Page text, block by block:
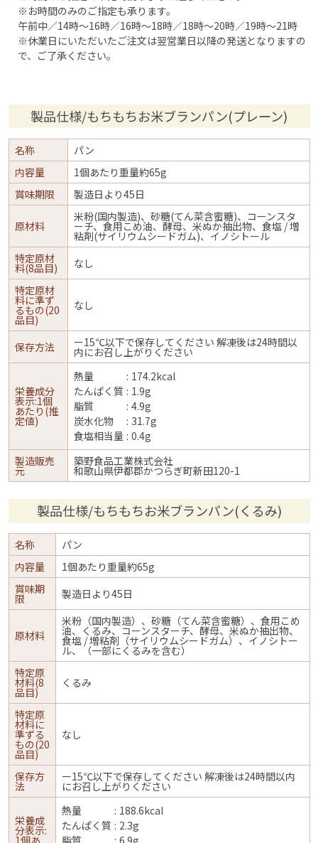
※お時間のみのご指定も承ります。
午前中／14時～16時／16時～18時／18時～20時／19時～21時
※休業日にいただいたご注文は翌営業日以降の発送となりますの
で、ご了承ください。
製品仕様/もちもちお米ブランパン(プレーン)
名称
パン
内容量
1個あたり重量約65g
賞味期限
製造日より45日
原材料
米粉(国内製造)、砂糖(てん菜含蜜糖)、コーンスタ
ーチ、食用こめ油、酵母、米ぬか抽出物、食塩 / 増
粘剤(サイリウムシードガム)、イノシトール
特定原材
料(8品目)
なし
特定原材
料に準ず
るもの(20
品目)
なし
保存方法 ー15℃以下で保存してください 解凍後は24時間以
内にお召し上がりください
栄養成分
表示:1個
あたり(推
定値)
熱量
174.2kcal
たんぱく質
1.9g
脂質
4.9g
炭水化物
31.7g
食塩相当量 0.4g
製造販売
元
築野食品工業株式会社
和歌山県伊都郡かつらぎ町新田120-1
製品仕様/もちもちお米ブランパン(くるみ)
名称
パン
内容量
1個あたり重量約65g
賞味期
限 製造日より45日
原材料
米粉（国内製造）、砂糖（てん菜含蜜糖）、食用こめ
油、くるみ、コーンスターチ、酵母、米ぬか抽出物、
食塩 / 増粘剤（サイリウムシードガム）、イノシトー
ル、（一部にくるみを含む）
特定原
材料(8
品目)
くるみ
特定原
材料に
準ずる
もの(20
品目)
なし
保存方
法
ー15℃以下で保存してください 解凍後は24時間以内
にお召し上がりください
栄養成
分表示:
熱量
188.6kcal
たんぱく質
2.3g